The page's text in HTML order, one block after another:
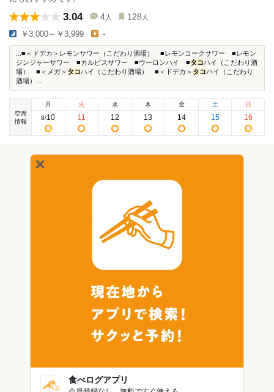
3.04 4 人 128 人
￥3,000～￥3,999 -
...■＜ドデカ＞レモンサワー（こだわり酒場） ■レモンコークサワー ■レモン
ジンジャーサワー ■カルピスサワー ■ウーロンハイ ■タコハイ（こだわり酒
場） ■＜メガ＞ タコハイ（こだわり酒場） ■＜ドデカ＞ タコハイ（こだわり
酒場）...
空席
情報
月
8/10
火
11
水
12
木
13
金
14
土
15
日
16
食べログアプリ